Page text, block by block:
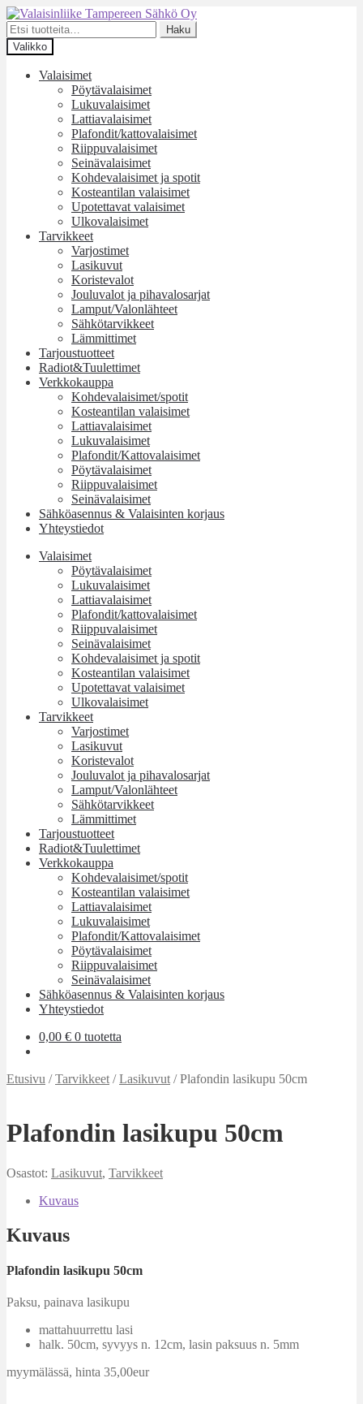
Siirry
navigointiin
Siirry
sisältöön
Etsi:
Haku
Valikko
Valaisimet
Pöytävalaisimet
Lukuvalaisimet
Lattiavalaisimet
Plafondit/kattovalaisimet
Riippuvalaisimet
Seinävalaisimet
Kohdevalaisimet ja spotit
Kosteantilan valaisimet
Upotettavat valaisimet
Ulkovalaisimet
Tarvikkeet
Varjostimet
Lasikuvut
Koristevalot
Jouluvalot ja pihavalosarjat
Lamput/Valonlähteet
Sähkötarvikkeet
Lämmittimet
Tarjoustuotteet
Radiot&Tuulettimet
Verkkokauppa
Kohdevalaisimet/spotit
Kosteantilan valaisimet
Lattiavalaisimet
Lukuvalaisimet
Plafondit/Kattovalaisimet
Pöytävalaisimet
Riippuvalaisimet
Seinävalaisimet
Sähköasennus & Valaisinten korjaus
Yhteystiedot
Valaisimet
Pöytävalaisimet
Lukuvalaisimet
Lattiavalaisimet
Plafondit/kattovalaisimet
Riippuvalaisimet
Seinävalaisimet
Kohdevalaisimet ja spotit
Kosteantilan valaisimet
Upotettavat valaisimet
Ulkovalaisimet
Tarvikkeet
Varjostimet
Lasikuvut
Koristevalot
Jouluvalot ja pihavalosarjat
Lamput/Valonlähteet
Sähkötarvikkeet
Lämmittimet
Tarjoustuotteet
Radiot&Tuulettimet
Verkkokauppa
Kohdevalaisimet/spotit
Kosteantilan valaisimet
Lattiavalaisimet
Lukuvalaisimet
Plafondit/Kattovalaisimet
Pöytävalaisimet
Riippuvalaisimet
Seinävalaisimet
Sähköasennus & Valaisinten korjaus
Yhteystiedot
0,00 € 0 tuotetta
Etusivu /Tarvikkeet /Lasikuvut /Plafondin lasikupu 50cm
Plafondin lasikupu 50cm
Osastot: Lasikuvut, Tarvikkeet
Kuvaus
Kuvaus
Plafondin lasikupu 50cm
Paksu, painava lasikupu
mattahuurrettu lasi
halk. 50cm, syvyys n. 12cm, lasin paksuus n. 5mm
myymälässä, hinta 35,00eur